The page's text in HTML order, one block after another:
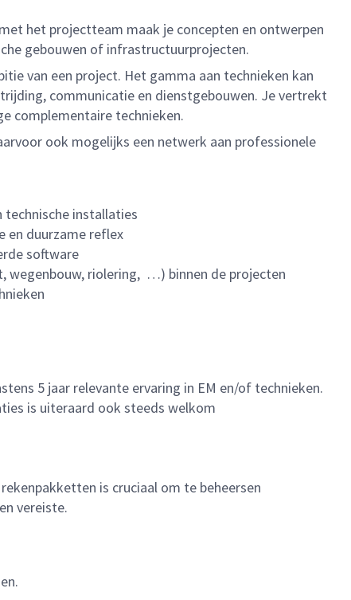
het projectteam maak je concepten en ontwerpen
gebouwen of infrastructuurprojecten.
van een project. Het gamma aan technieken kan
communicatie en dienstgebouwen. Je vertrekt
complementaire technieken.
ook mogelijks een netwerk aan professionele
technische installaties
en duurzame reflex
software
wegenbouw, riolering, …) binnen de projecten
5 jaar relevante ervaring in EM en/of technieken.
is uiteraard ook steeds welkom
is cruciaal om te beheersen
vereiste.